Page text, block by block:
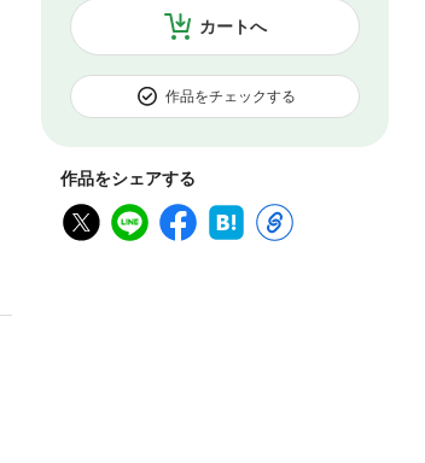
カートへ
作品をチェックする
作品をシェアする